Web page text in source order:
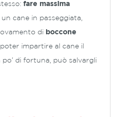
fare massima
cane in passeggiata,
di boccone
impartire al cane il
po’ di fortuna, può salvargli